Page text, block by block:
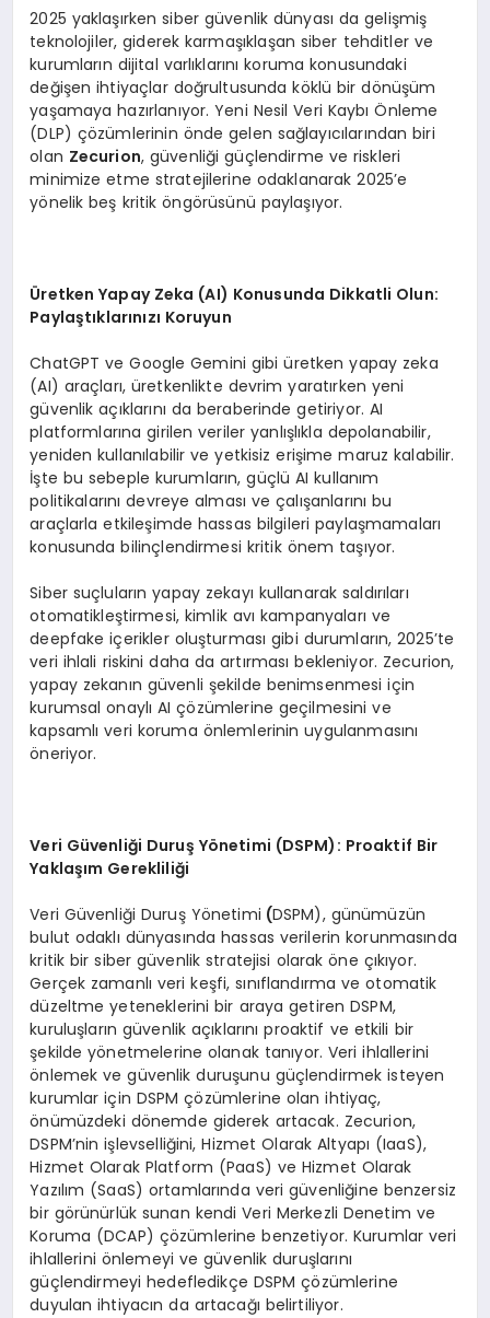
2025 yaklaşırken siber güvenlik dünyası da gelişmiş
teknolojiler, giderek karmaşıklaşan siber tehditler ve
kurumların dijital varlıklarını koruma konusundaki
değişen ihtiyaçlar doğrultusunda köklü bir dönüşüm
yaşamaya hazırlanıyor. Yeni Nesil Veri Kaybı Önleme
(DLP) çözümlerinin önde gelen sağlayıcılarından biri
olan Zecurion, güvenliği güçlendirme ve riskleri
minimize etme stratejilerine odaklanarak 2025’e
yönelik beş kritik öngörüsünü paylaşıyor.
Üretken Yapay Zeka (AI) Konusunda Dikkatli Olun:
Paylaştıklarınızı Koruyun
ChatGPT ve Google Gemini gibi üretken yapay zeka
(AI) araçları, üretkenlikte devrim yaratırken yeni
güvenlik açıklarını da beraberinde getiriyor. AI
platformlarına girilen veriler yanlışlıkla depolanabilir,
yeniden kullanılabilir ve yetkisiz erişime maruz kalabilir.
İşte bu sebeple kurumların, güçlü AI kullanım
politikalarını devreye alması ve çalışanlarını bu
araçlarla etkileşimde hassas bilgileri paylaşmamaları
konusunda bilinçlendirmesi kritik önem taşıyor.
Siber suçluların yapay zekayı kullanarak saldırıları
otomatikleştirmesi, kimlik avı kampanyaları ve
deepfake içerikler oluşturması gibi durumların, 2025’te
veri ihlali riskini daha da artırması bekleniyor. Zecurion,
yapay zekanın güvenli şekilde benimsenmesi için
kurumsal onaylı AI çözümlerine geçilmesini ve
kapsamlı veri koruma önlemlerinin uygulanmasını
öneriyor.
Veri Güvenliği Duruş Yönetimi (DSPM): Proaktif Bir
Yaklaşım Gerekliliği
Veri Güvenliği Duruş Yönetimi (DSPM), günümüzün
bulut odaklı dünyasında hassas verilerin korunmasında
kritik bir siber güvenlik stratejisi olarak öne çıkıyor.
Gerçek zamanlı veri keşfi, sınıflandırma ve otomatik
düzeltme yeteneklerini bir araya getiren DSPM,
kuruluşların güvenlik açıklarını proaktif ve etkili bir
şekilde yönetmelerine olanak tanıyor. Veri ihlallerini
önlemek ve güvenlik duruşunu güçlendirmek isteyen
kurumlar için DSPM çözümlerine olan ihtiyaç,
önümüzdeki dönemde giderek artacak. Zecurion,
DSPM’nin işlevselliğini, Hizmet Olarak Altyapı (IaaS),
Hizmet Olarak Platform (PaaS) ve Hizmet Olarak
Yazılım (SaaS) ortamlarında veri güvenliğine benzersiz
bir görünürlük sunan kendi Veri Merkezli Denetim ve
Koruma (DCAP) çözümlerine benzetiyor. Kurumlar veri
ihlallerini önlemeyi ve güvenlik duruşlarını
güçlendirmeyi hedefledikçe DSPM çözümlerine
duyulan ihtiyacın da artacağı belirtiliyor.